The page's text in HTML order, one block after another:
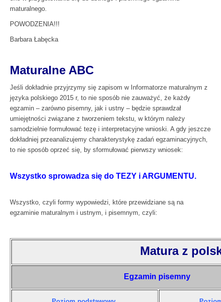
maturalnego.
POWODZENIA!!!
Barbara Łabęcka
Maturalne ABC
Jeśli dokładnie przyjrzymy się zapisom w Informatorze maturalnym z
języka polskiego 2015 r, to nie sposób nie zauważyć, że każdy
egzamin – zarówno pisemny, jak i ustny – będzie sprawdzał
umiejętności związane z tworzeniem tekstu, w którym należy
samodzielnie formułować tezę i interpretacyjne wnioski. A gdy jeszcze
dokładniej przeanalizujemy charakterystykę zadań egzaminacyjnych,
to nie sposób oprzeć się, by sformułować pierwszy wniosek:
Wszystko sprowadza się do TEZY i ARGUMENTU.
Wszystko, czyli formy wypowiedzi, które przewidziane są na
egzaminie maturalnym i ustnym, i pisemnym, czyli:
Matura z
Egzamin pisemny